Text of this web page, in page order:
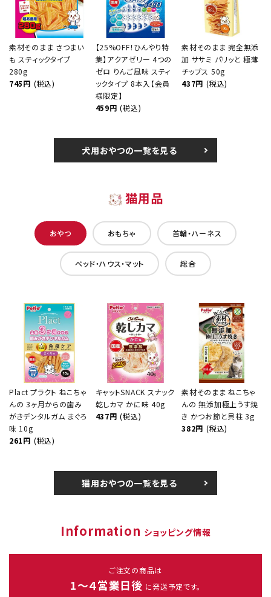
素材そのまま さつまい
も スティックタイプ
280g
745円 (税込)
【25%OFF！ひんやり特
集】アクアゼリー 4つの
ゼロ りんご風味 スティ
ックタイプ 8本入【会員
様限定】
459円 (税込)
素材そのまま 完全無添
加 ササミ パリッと 極薄
チップス 50g
437円 (税込)
犬用おやつの一覧を見る
猫用品
おやつ おもちゃ 首輪・ハーネス
ベッド・ハウス・マット 総合
Plact プラクト ねこちゃ
んの 3ヶ月からの歯み
がきデンタルガム まぐろ
味 10g
261円 (税込)
キャットSNACK スナック
乾しカマ かに味 40g
437円 (税込)
素材そのまま ねこちゃ
んの 無添加極上うす焼
き かつお節と貝柱 3g
382円 (税込)
猫用おやつの一覧を見る
Information ショッピング情報
ご注文の商品は
1～４営業日後 に発送予定です。